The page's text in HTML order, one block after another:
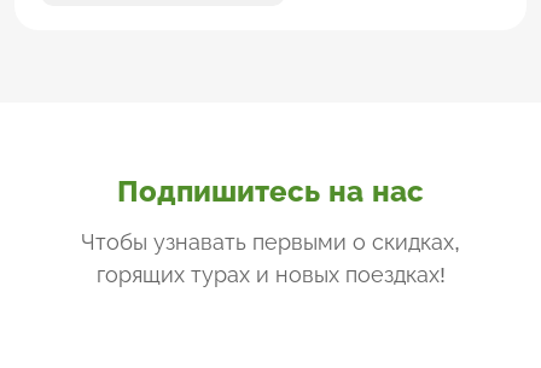
Подпишитесь на нас
Чтобы узнавать первыми о скидках,
горящих турах и новых поездках!